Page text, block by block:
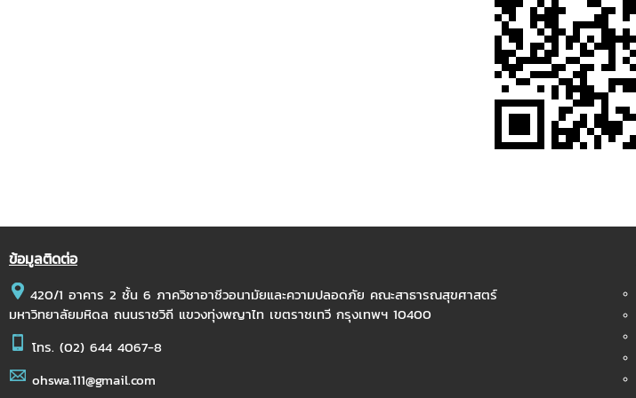
ข้อมูลติดต่อ
420/1 อาคาร 2 ชั้น 6 ภาควิชาอาชีวอนามัยและความปลอดภัย คณะสาธารณสุขศาสตร์
มหาวิทยาลัยมหิดล ถนนราชวิถี แขวงทุ่งพญาไท เขตราชเทวี กรุงเทพฯ 10400
โทร. (02) 644 4067-8
ohswa.111@gmail.com